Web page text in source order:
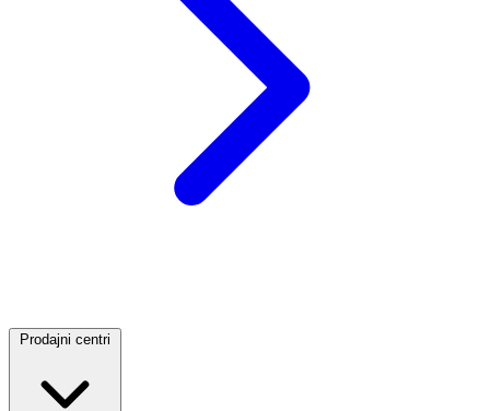
Prodajni centri